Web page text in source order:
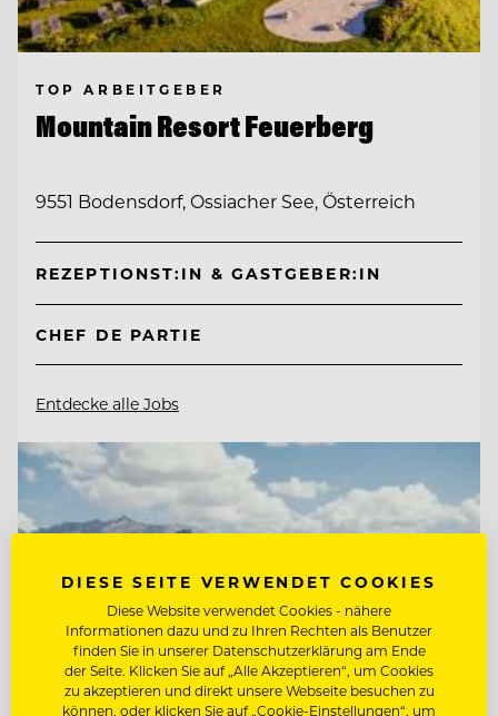
TOP ARBEITGEBER
Mountain Resort Feuerberg
9551 Bodensdorf, Ossiacher See, Österreich
REZEPTIONST:IN & GASTGEBER:IN
CHEF DE PARTIE
Entdecke alle Jobs
DIESE SEITE VERWENDET COOKIES
Diese Website verwendet Cookies - nähere
Informationen dazu und zu Ihren Rechten als Benutzer
finden Sie in unserer Datenschutzerklärung am Ende
der Seite. Klicken Sie auf „Alle Akzeptieren“, um Cookies
zu akzeptieren und direkt unsere Webseite besuchen zu
können, oder klicken Sie auf „Cookie-Einstellungen“, um